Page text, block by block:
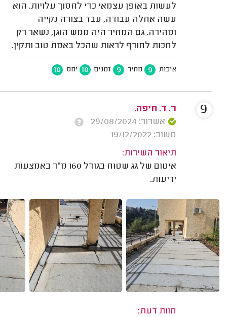
לעשות באופן עצמאי כדי לחסוך עלויות. הוא
עשה אחלה עבודה, עבד בצורה נקייה
ומהירה. גם המחיר היה ממש הוגן, נשאר רק
לחכות לחורף לראות שהכל באמת טוב ותקין.
איכות 9 מחיר 9 זמנים 10 יחס 10
ר. ד. חיפה.
אשרור: 29/08/2024
משוב: 19/12/2022
תיאור השירות:
איטום של גג שטוח בגודל 160 מ"ר באמצעות
יריעות.
חוות דעת:
9